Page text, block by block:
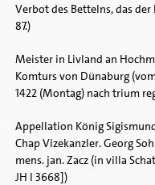
Verbot des Bettelns, das der
87.)
Meister in Livland an
Komturs von Dünaburg
1422 (Montag) nach trium
Appellation König
Chap Vizekanzler. Georg
mens. jan. Zacz (in villa
JH I 3668])